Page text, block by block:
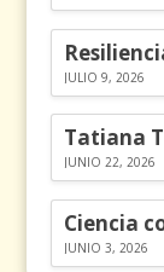
JULIO 9, 2026
JUNIO 22, 2026
JUNIO 3, 2026